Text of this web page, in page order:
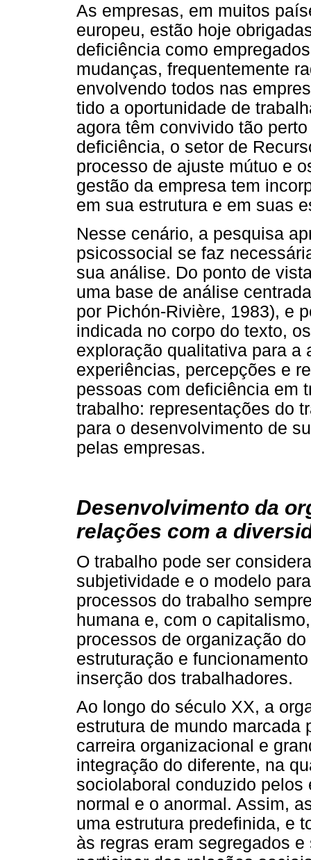
As empresas, em muitos
europeu, estão hoje
deficiência como
mudanças, frequentemente
envolvendo todos nas
tido a oportunidade de
agora têm convivido tão
deficiência, o setor de
processo de ajuste mútuo e
gestão da empresa tem
em sua estrutura e em suas
Nesse cenário, a pesquisa
psicossocial se faz
sua análise. Do ponto de
uma base de análise
por Pichón-Rivière, 1983), e
indicada no corpo do texto,
exploração qualitativa para a
experiências, percepções e
pessoas com deficiência em
trabalho: representações do
para o desenvolvimento de
pelas empresas.
Desenvolvimento da
relações com a
O trabalho pode ser
subjetividade e o modelo
processos do trabalho
humana e, com o
processos de organização
estruturação e
inserção dos trabalhadores.
Ao longo do século XX, a
estrutura de mundo marcada
carreira organizacional e
integração do diferente, na
sociolaboral conduzido
normal e o anormal. Assim,
uma estrutura predefinida, e
às regras eram segregados